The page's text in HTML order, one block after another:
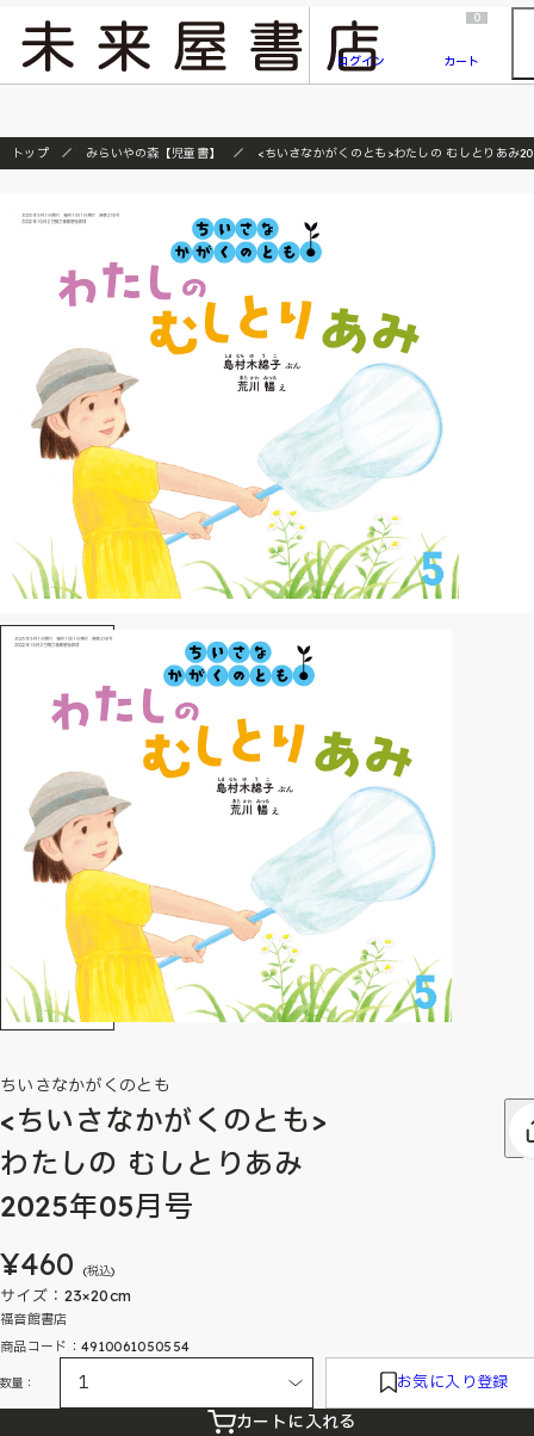
『ONE PIECE magazine 021 ONE PIECEカード付き同梱版』発売延期のご案内
ログイン
0
カート
トップ みらいやの森【児童書】 <ちいさなかがくのとも>わたしの むしとりあみ
ちいさなかがくのとも
<ちいさなかがくのとも>
わたしの むしとりあみ
2025年05月号
¥460 (税込)
サイズ：23×20cm
福音館書店
商品コード：4910061050554
数量： お気に入り登録
カートに入れる